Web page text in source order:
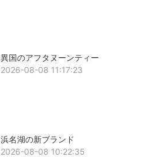
異国のアフタヌーンティー
2026-08-08 11:17:23
浜名湖の新ブランド
2026-08-08 10:22:35